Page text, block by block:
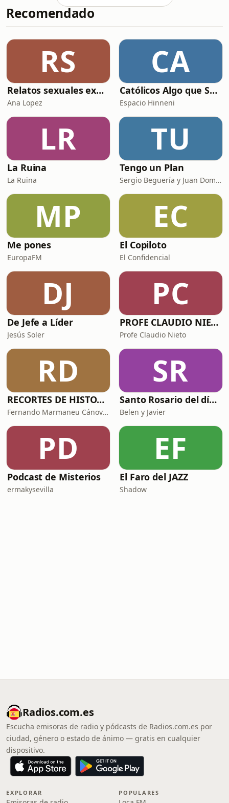
artificial** y cómo **chatgpt tips**
pueden mejorar la experiencia.
provecho a estas **ai
tools**.ChatGPT-5 prometió
razonamiento (modo thinking),
multimodalidad y
Recomendado
RS
Relatos sexuales explícitos
Ana Lopez
CA
Católicos Algo que Saber
Espacio Hinneni
LR
La Ruina
La Ruina
TU
Tengo un Plan
Sergio Beguería y Juan Domínguez
MP
Me pones
EuropaFM
EC
El Copiloto
El Confidencial
DJ
De Jefe a Líder
Jesús Soler
PC
PROFE CLAUDIO NIETO
Profe Claudio Nieto
RD
RECORTES DE HISTORIA Y CIENCIA
Fernando Marmaneu Cánovas
SR
Santo Rosario del día. 🙏 Reza con nosotros en castellano 🇪🇸
Belen y Javier
PD
Podcast de Misterios
ermakysevilla
EF
El Faro del JAZZ
Shadow
Radios.com.es
Escucha emisoras de radio y pódcasts de Radios.com.es por
ciudad, género o estado de ánimo — gratis en cualquier
dispositivo.
EXPLORAR POPULARES